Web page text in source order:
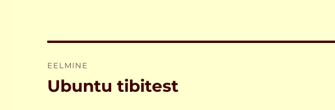
EELMINE
Eelmine
Ubuntu tibitest